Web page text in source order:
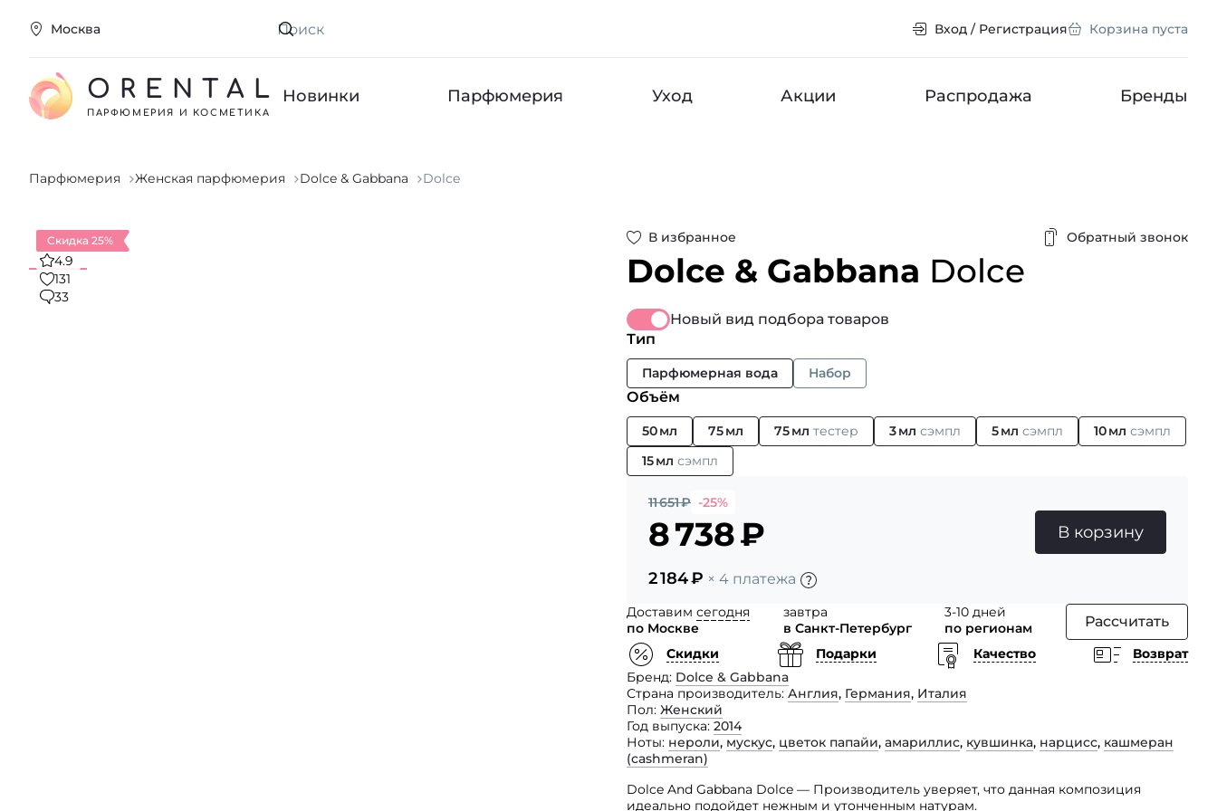
Москва Искать Вход / Регистрация Корзина пуста
ORENTAL
ПАРФЮМЕРИЯ И КОСМЕТИКА
Новинки Парфюмерия Уход Акции Распродажа Бренды
Парфюмерия Женская парфюмерия Dolce & Gabbana Dolce
В избранное Обратный звонок
Dolce & Gabbana Dolce
Скидка 25%
4.9
131
33
Новый вид подбора товаров
Тип
Парфюмерная вода Набор
Объём
50 мл 75 мл 75 мл тестер 3 мл сэмпл 5 мл сэмпл 10 мл сэмпл
15 мл сэмпл
11 651₽ -25%
8 738₽
2 184₽ × 4 платежа
В корзину
Доставим сегодня
по Москве
завтра
в Санкт-Петербург
3-10 дней
по регионам
Рассчитать
Скидки Подарки Качество
Возврат
Бренд Dolce & Gabbana
Страна производитель Англия, Германия, Италия
Пол Женский
Год выпуска 2014
Ноты нероли, мускус, цветок папайи, амариллис, кувшинка, нарцисс, кашмеран
(сashmeran)
Dolce And Gabbana Dolce — Производитель уверяет, что данная композиция
идеально подойдет нежным и утонченным натурам.